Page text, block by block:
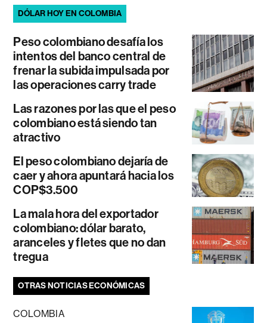
DÓLAR HOY EN COLOMBIA
Peso colombiano desafía los
intentos del banco central de
frenar la subida impulsada por
las operaciones carry trade
Las razones por las que el peso
colombiano está siendo tan
atractivo
El peso colombiano dejaría de
caer y ahora apuntará hacia los
COP$3.500
La mala hora del exportador
colombiano: dólar barato,
aranceles y fletes que no dan
tregua
OTRAS NOTICIAS ECONÓMICAS
COLOMBIA